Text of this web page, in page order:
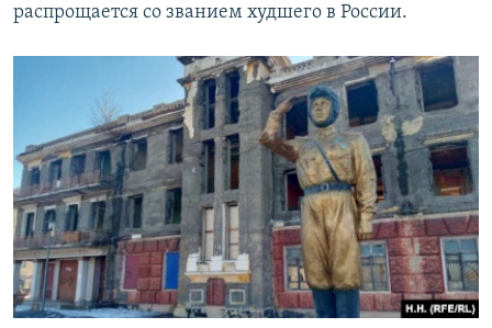
распрощается со званием худшего в России.